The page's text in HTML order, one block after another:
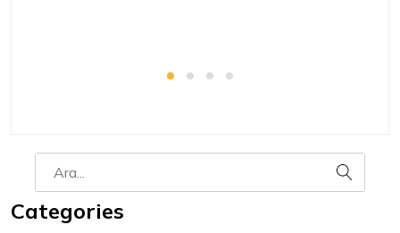
Categories